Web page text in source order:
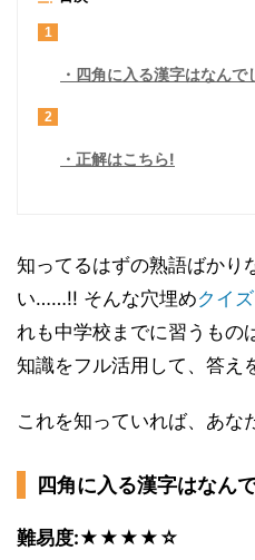
1
四角に入る漢字はなんで
2
正解はこちら!
知ってるはずの熟語ばかり
い……!! そんな穴埋めクイズ
れも中学校までに習うもの
知識をフル活用して、答え
これを知っていれば、あな
四角に入る漢字はなん
難易度:★★★★☆